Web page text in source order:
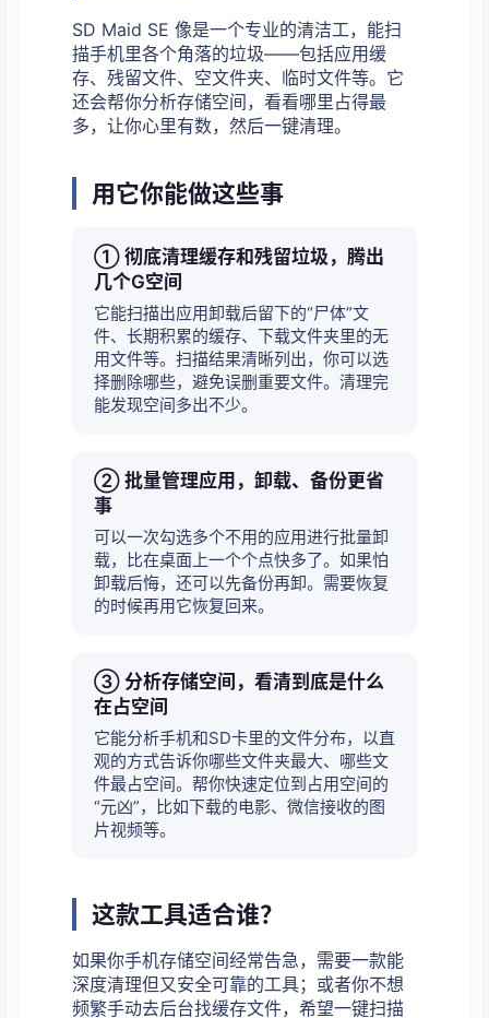
SD Maid SE 像是一个专业的清洁工，能扫
描手机里各个角落的垃圾——包括应用缓
存、残留文件、空文件夹、临时文件等。它
还会帮你分析存储空间，看看哪里占得最
多，让你心里有数，然后一键清理。
用它你能做这些事
① 彻底清理缓存和残留垃圾，腾出
几个G空间
它能扫描出应用卸载后留下的“尸体”文
件、长期积累的缓存、下载文件夹里的无
用文件等。扫描结果清晰列出，你可以选
择删除哪些，避免误删重要文件。清理完
能发现空间多出不少。
② 批量管理应用，卸载、备份更省
事
可以一次勾选多个不用的应用进行批量卸
载，比在桌面上一个个点快多了。如果怕
卸载后悔，还可以先备份再卸。需要恢复
的时候再用它恢复回来。
③ 分析存储空间，看清到底是什么
在占空间
它能分析手机和SD卡里的文件分布，以直
观的方式告诉你哪些文件夹最大、哪些文
件最占空间。帮你快速定位到占用空间的
“元凶”，比如下载的电影、微信接收的图
片视频等。
这款工具适合谁？
如果你手机存储空间经常告急，需要一款能
深度清理但又安全可靠的工具；或者你不想
频繁手动去后台找缓存文件，希望一键扫描